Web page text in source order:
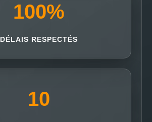
100%
DÉLAIS RESPECTÉS
10